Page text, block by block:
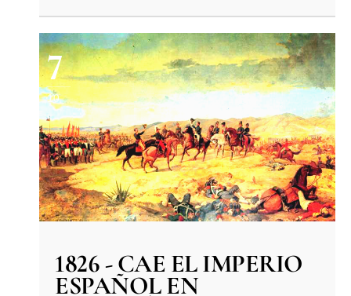
7
10
1826 - CAE EL IMPERIO
ESPAÑOL EN